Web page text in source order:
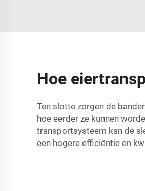
Hoe
Ten slotte zorgen de
hoe eerder ze kunnen
transportsysteem kan de
een hogere efficiëntie en